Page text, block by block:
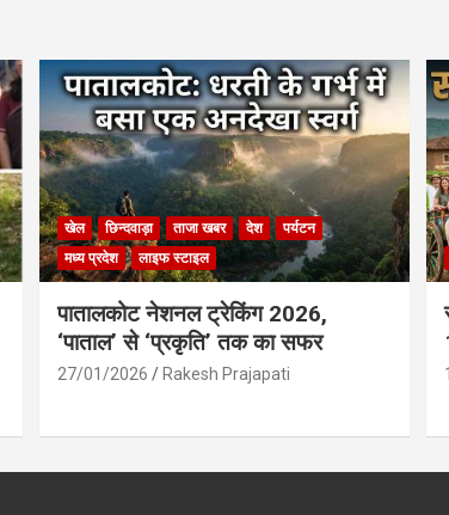
o
o
k
A
p
p
खेल छिन्दवाड़ा ताजा खबर देश
पर्यटन
मध्य प्रदेश
लाइफ स्टाइल
पातालकोट नेशनल ट्रेकिंग 2026,
‘पाताल’ से ‘प्रकृति’ तक का सफर
27/01/2026 Rakesh Prajapati